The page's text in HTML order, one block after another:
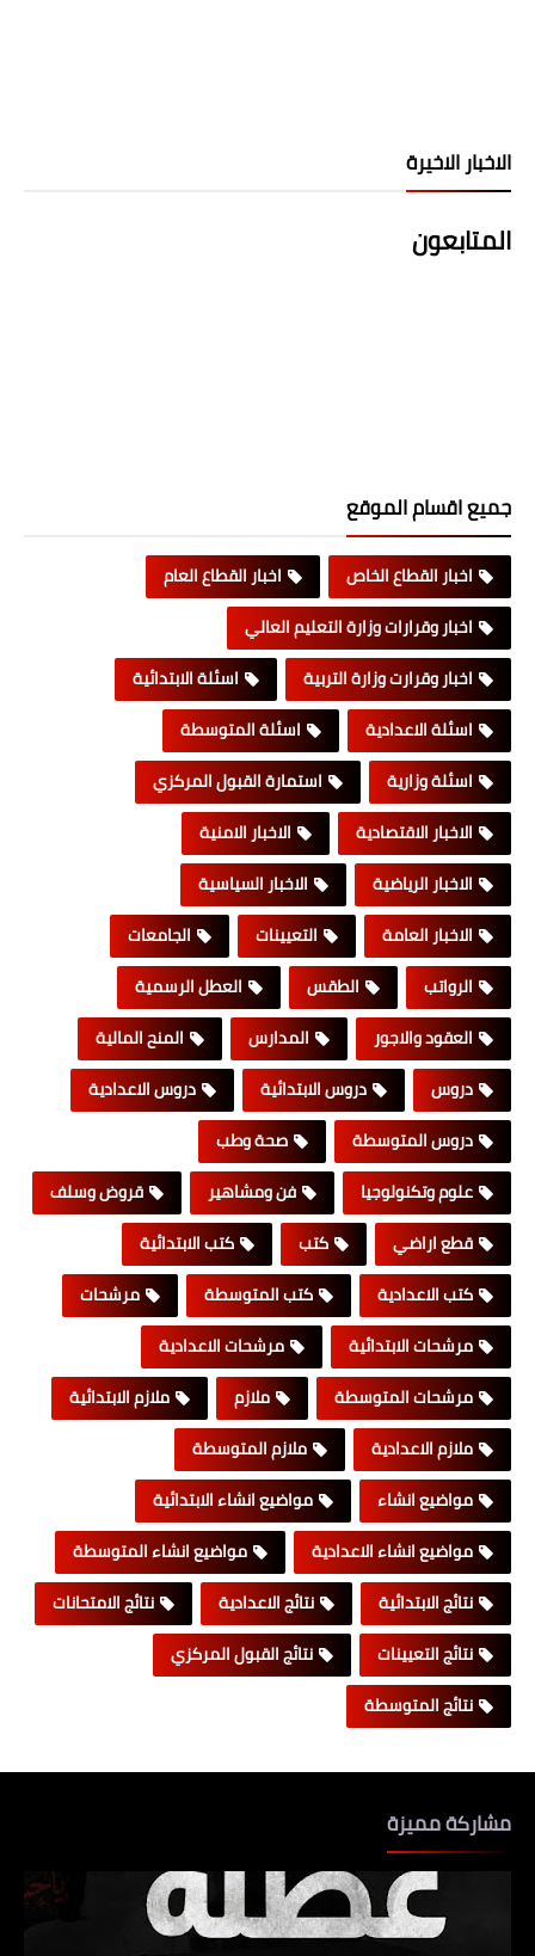
الاخبار الاخيرة
المتابعون
جميع اقسام الموقع
اخبار القطاع الخاص
اخبار القطاع العام
اخبار وقرارات وزارة التعليم العالي
اخبار وقرارت وزارة التربية
اسئلة الابتدائية
اسئلة الاعدادية
اسئلة المتوسطة
اسئلة وزارية
استمارة القبول المركزي
الاخبار الاقتصادية
الاخبار الامنية
الاخبار الرياضية
الاخبار السياسية
الاخبار العامة
التعيينات
الجامعات
الرواتب
الطقس
العطل الرسمية
العقود والاجور
المدارس
المنح المالية
دروس
دروس الابتدائية
دروس الاعدادية
دروس المتوسطة
صحة وطب
علوم وتكنولوجيا
فن ومشاهير
قروض وسلف
قطع اراضي
كتب
كتب الابتدائية
كتب الاعدادية
كتب المتوسطة
مرشحات
مرشحات الابتدائية
مرشحات الاعدادية
مرشحات المتوسطة
ملازم
ملازم الابتدائية
ملازم الاعدادية
ملازم المتوسطة
مواضيع انشاء
مواضيع انشاء الابتدائية
مواضيع انشاء الاعدادية
مواضيع انشاء المتوسطة
نتائج الابتدائية
نتائج الاعدادية
نتائج الامتحانات
نتائج التعيينات
نتائج القبول المركزي
نتائج المتوسطة
مشاركة مميزة